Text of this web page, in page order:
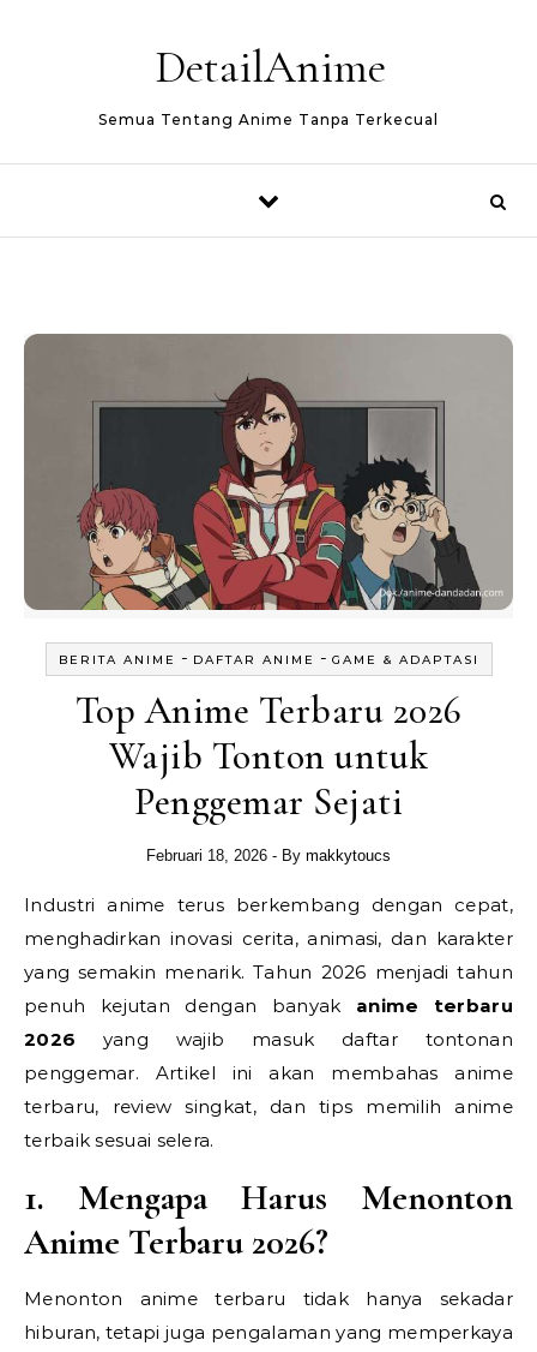
DetailAnime
Semua Tentang Anime Tanpa Terkecual
BERITA ANIME - DAFTAR ANIME - GAME & ADAPTASI
Top Anime Terbaru 2026
Wajib Tonton untuk
Penggemar Sejati
Februari 18, 2026 - By makkytoucs
Industri anime terus berkembang dengan cepat,
menghadirkan inovasi cerita, animasi, dan karakter
yang semakin menarik. Tahun 2026 menjadi tahun
penuh kejutan dengan banyak anime terbaru
2026 yang wajib masuk daftar tontonan
penggemar. Artikel ini akan membahas anime
terbaru, review singkat, dan tips memilih anime
terbaik sesuai selera.
1. Mengapa Harus Menonton
Anime Terbaru 2026?
Menonton anime terbaru tidak hanya sekadar
hiburan, tetapi juga pengalaman yang memperkaya